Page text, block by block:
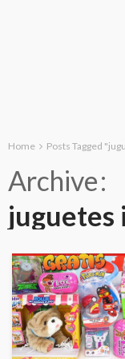
Home Posts Tagged
Archive
juguetes